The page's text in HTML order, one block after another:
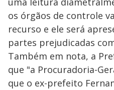
os órgãos de controle
recurso e ele será
partes prejudicadas
Também em nota, a
que "a Procuradoria-
que o ex-prefeito